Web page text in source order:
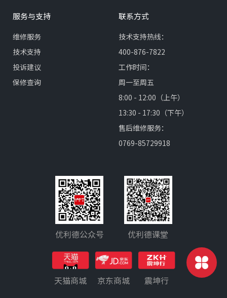
服务与支持
维修服务
技术支持
投诉建议
保修查询
联系方式
技术支持热线：
400-876-7822
工作时间：
周一至周五
8:00 - 12:00（上午）
13:30 - 17:30（下午）
售后维修服务：
0769-85729918
优利德公众号 优利德课堂
天猫商城 京东商城 震坤行